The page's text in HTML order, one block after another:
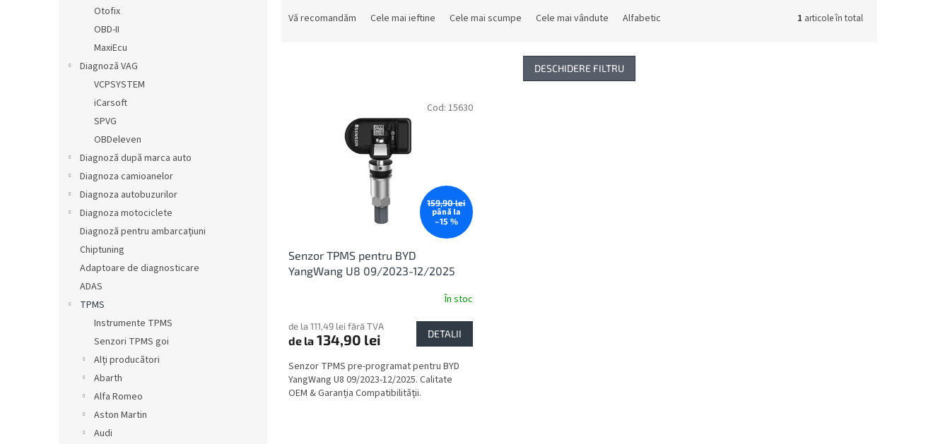
Otofix
OBD-II
MaxiEcu
Diagnoză VAG
VCPSYSTEM
iCarsoft
SPVG
OBDeleven
Diagnoză după marca auto
Diagnoza camioanelor
Diagnoza autobuzurilor
Diagnoza motociclete
Diagnoză pentru ambarcațiuni
Chiptuning
Adaptoare de diagnosticare
ADAS
TPMS
Instrumente TPMS
Senzori TPMS goi
Alți producători
Abarth
Alfa Romeo
Aston Martin
Audi
Vă recomandăm Cele mai ieftine Cele mai scumpe Cele mai vândute Alfabetic 1 articole în total
DESCHIDERE FILTRU
159,90 lei
până la
–15 %
Senzor TPMS pentru BYD
YangWang U8 09/2023-12/2025
În stoc
de la 111,49 lei fără TVA
de la 134,90 lei DETALII
Senzor TPMS pre-programat pentru BYD
YangWang U8 09/2023-12/2025. Calitate
OEM & Garanția Compatibilității.
Cod: 15630